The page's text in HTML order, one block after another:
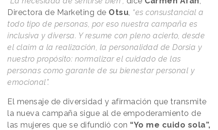
Directora de Marketing de Otsu “es consustancial a
todo tipo de personas, por eso nuestra campaña es
inclusiva y diversa. Y resume con pleno acierto, desde
el claim a la realización, la personalidad de Dorsia y
nuestro propósito: normalizar el cuidado de las
personas como garante de su bienestar personal y
emocional”.
El mensaje de diversidad y afirmación que transmite
la nueva campaña sigue al de empoderamiento de
las mujeres que se difundió con “Yo me cuido sola”,